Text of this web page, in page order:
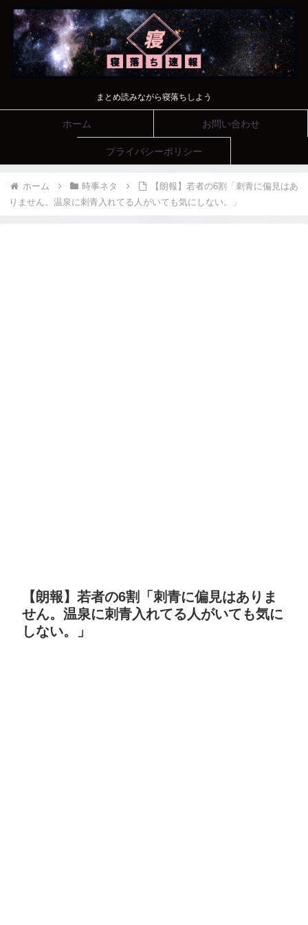
まとめ読みながら寝落ちしよう
ホーム お問い合わせ
プライバシーポリシー
ホーム 時事ネタ
【朗報】若者の6割「刺青に偏見はあ
りません。温泉に刺青入れてる人がいても気にしない。」
【朗報】若者の6割「刺青に偏見はありま
せん。温泉に刺青入れてる人がいても気に
しない。」